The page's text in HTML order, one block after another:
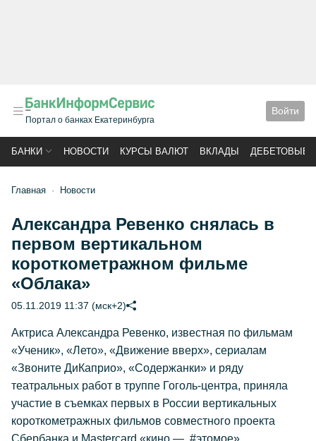
Портал о банках Екатеринбурга
Войти
БАНКИ НОВОСТИ КУРСЫ ВАЛЮТ ВКЛАДЫ ДЕБЕТОВЫЕ
Главная Новости
Александра Ревенко снялась в
первом вертикальном
короткометражном фильме
«Облака»
05.11.2019 11:37 (мск+2)
Актриса Александра Ревенко, известная по фильмам
«Ученик», «Лето», «Движение вверх», сериалам
«Звоните ДиКаприо», «Содержанки» и ряду
театральных работ в труппе Гоголь-центра, приняла
участие в съемках первых в России вертикальных
короткометражных фильмов совместного проекта
Сбербанка и Mastercard «кино — #этомое».